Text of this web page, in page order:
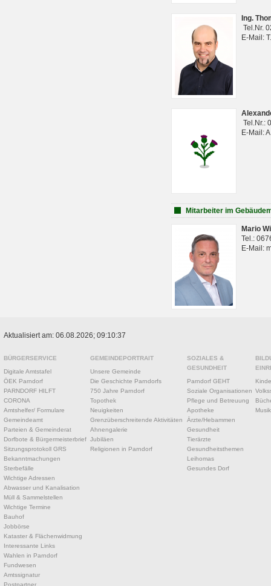
Ing.
Tel.Nr.
E-Mail:
Tel.Nr.:
E-Mail:
Mitarbeiter im
Mario
Tel.:
E-Mail:
Aktualisiert am: 06.08.2026; 09:10:37
BÜRGERSERVICE
Digitale Amtstafel
ÖEK Parndorf
PARNDORF HILFT
CORONA
Amtshelfer/ Formulare
Gemeindeamt
Parteien & Gemeinderat
Dorfbote & Bürgermeisterbrief
Sitzungsprotokoll GRS
Bekanntmachungen
Sterbefälle
Wichtige Adressen
Abwasser und Kanalisation
Müll & Sammelstellen
Wichtige Termine
Bauhof
Jobbörse
Kataster & Flächenwidmung
Interessante Links
Wahlen in Parndorf
Fundwesen
Amtssignatur
Postpartner
GEMEINDEPORTRAIT
Unsere Gemeinde
Die Geschichte Parndorfs
750 Jahre Parndorf
Topothek
Neuigkeiten
Grenzüberschreitende Aktivitäten
Ahnengalerie
Jubiläen
Religionen in Parndorf
SOZIALES &
GESUNDHEIT
Parndorf GEHT
Soziale Organisationen
Pflege und Betreuung
Apotheke
Ärzte/Hebammen
Gesundheit
Tierärzte
Gesundheitsthemen
Leihomas
Gesundes Dorf